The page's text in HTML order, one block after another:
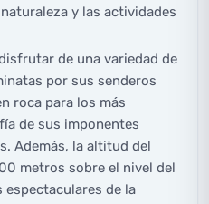
y las actividades
de una variedad de
por sus senderos
roca para los más
de sus imponentes
Además, la altitud del
metros sobre el nivel del
espectaculares de la